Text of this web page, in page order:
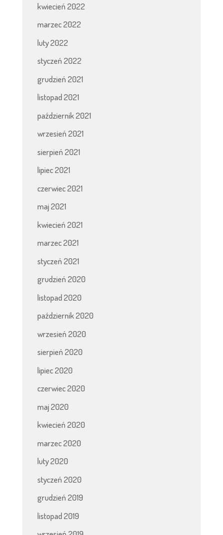
kwiecień 2022
marzec 2022
luty 2022
styczeń 2022
grudzień 2021
listopad 2021
październik 2021
wrzesień 2021
sierpień 2021
lipiec 2021
czerwiec 2021
maj 2021
kwiecień 2021
marzec 2021
styczeń 2021
grudzień 2020
listopad 2020
październik 2020
wrzesień 2020
sierpień 2020
lipiec 2020
czerwiec 2020
maj 2020
kwiecień 2020
marzec 2020
luty 2020
styczeń 2020
grudzień 2019
listopad 2019